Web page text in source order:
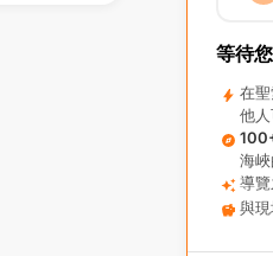
兒
訂
等待
在
他
海
導
與